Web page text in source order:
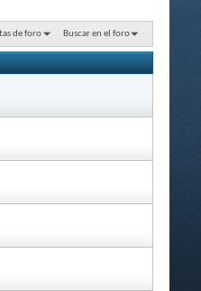
de foro Buscar en el foro